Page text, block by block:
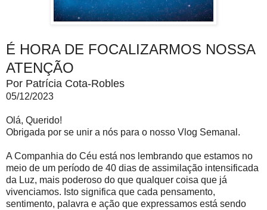
É HORA DE FOCALIZARMOS NOSSA
ATENÇÃO
Por Patrícia Cota-Robles
05/12/2023
Olá, Querido!
Obrigada por se unir a nós para o nosso Vlog Semanal.
A Companhia do Céu está nos lembrando que estamos no
meio de um período de 40 dias de assimilação intensificada
da Luz, mais poderoso do que qualquer coisa que já
vivenciamos. Isto significa que cada pensamento,
sentimento, palavra e ação que expressamos está sendo